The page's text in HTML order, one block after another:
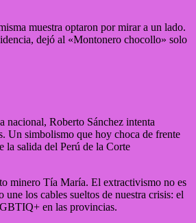
muestra optaron por mirar a un lado.
dejó al «Montonero chocollo» solo
nacional, Roberto Sánchez intenta
Un simbolismo que hoy choca de frente
la salida del Perú de la Corte
minero Tía María. El extractivismo no es
los cables sueltos de nuestra crisis: el
en las provincias.